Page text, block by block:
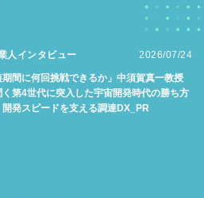
人インタビュー 2026/07/24
期間に何回挑戦できるか」中須賀真一教授
く第4世代に突入した宇宙開発時代の勝ち方
開発スピードを支える調達DX_PR